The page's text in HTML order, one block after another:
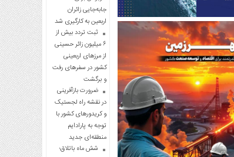
جابه‌جایی زائران
اربعین به‌ کارگیری شد
ثبت تردد بیش از
۶ میلیون زائر حسینی
از مرزهای اربعینی
کشور در سفرهای رفت
و برگشت
ضرورت بازآفرینی
در نقشه راه لجستیک
و کریدورهای کشور با
توجه به پارادایم
منطقه‌ای جدید
شش ماه باتلاق؛